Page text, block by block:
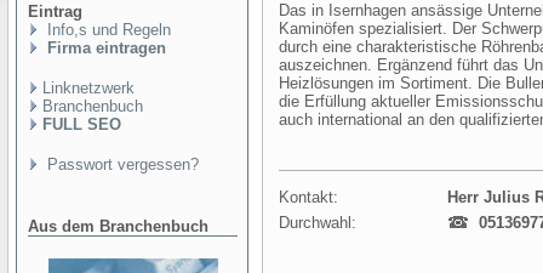
Eintrag
Info,s und Regeln
Firma eintragen
Linknetzwerk
Branchenbuch
FULL SEO
Passwort vergessen?
Aus dem Branchenbuch
Das in Isernhagen ansässige
Kaminöfen spezialisiert. Der
durch eine charakteristische
auszeichnen. Ergänzend führt das
Heizlösungen im Sortiment. Die
die Erfüllung aktueller
auch international an den
Kontakt:
Herr Julius
Durchwahl: